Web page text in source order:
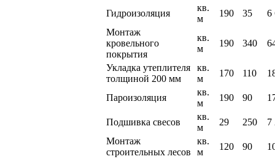
Гидроизоляция
кв.
м
190 35
6
Монтаж
кровельного
покрытия
кв.
м
190 340
Укладка утеплителя
толщиной 200 мм
кв.
м
170 110
Пароизоляция
кв.
м
190 90
Подшивка свесов
кв.
м
29 250
7
Монтаж
строительных лесов
кв.
м
120 90